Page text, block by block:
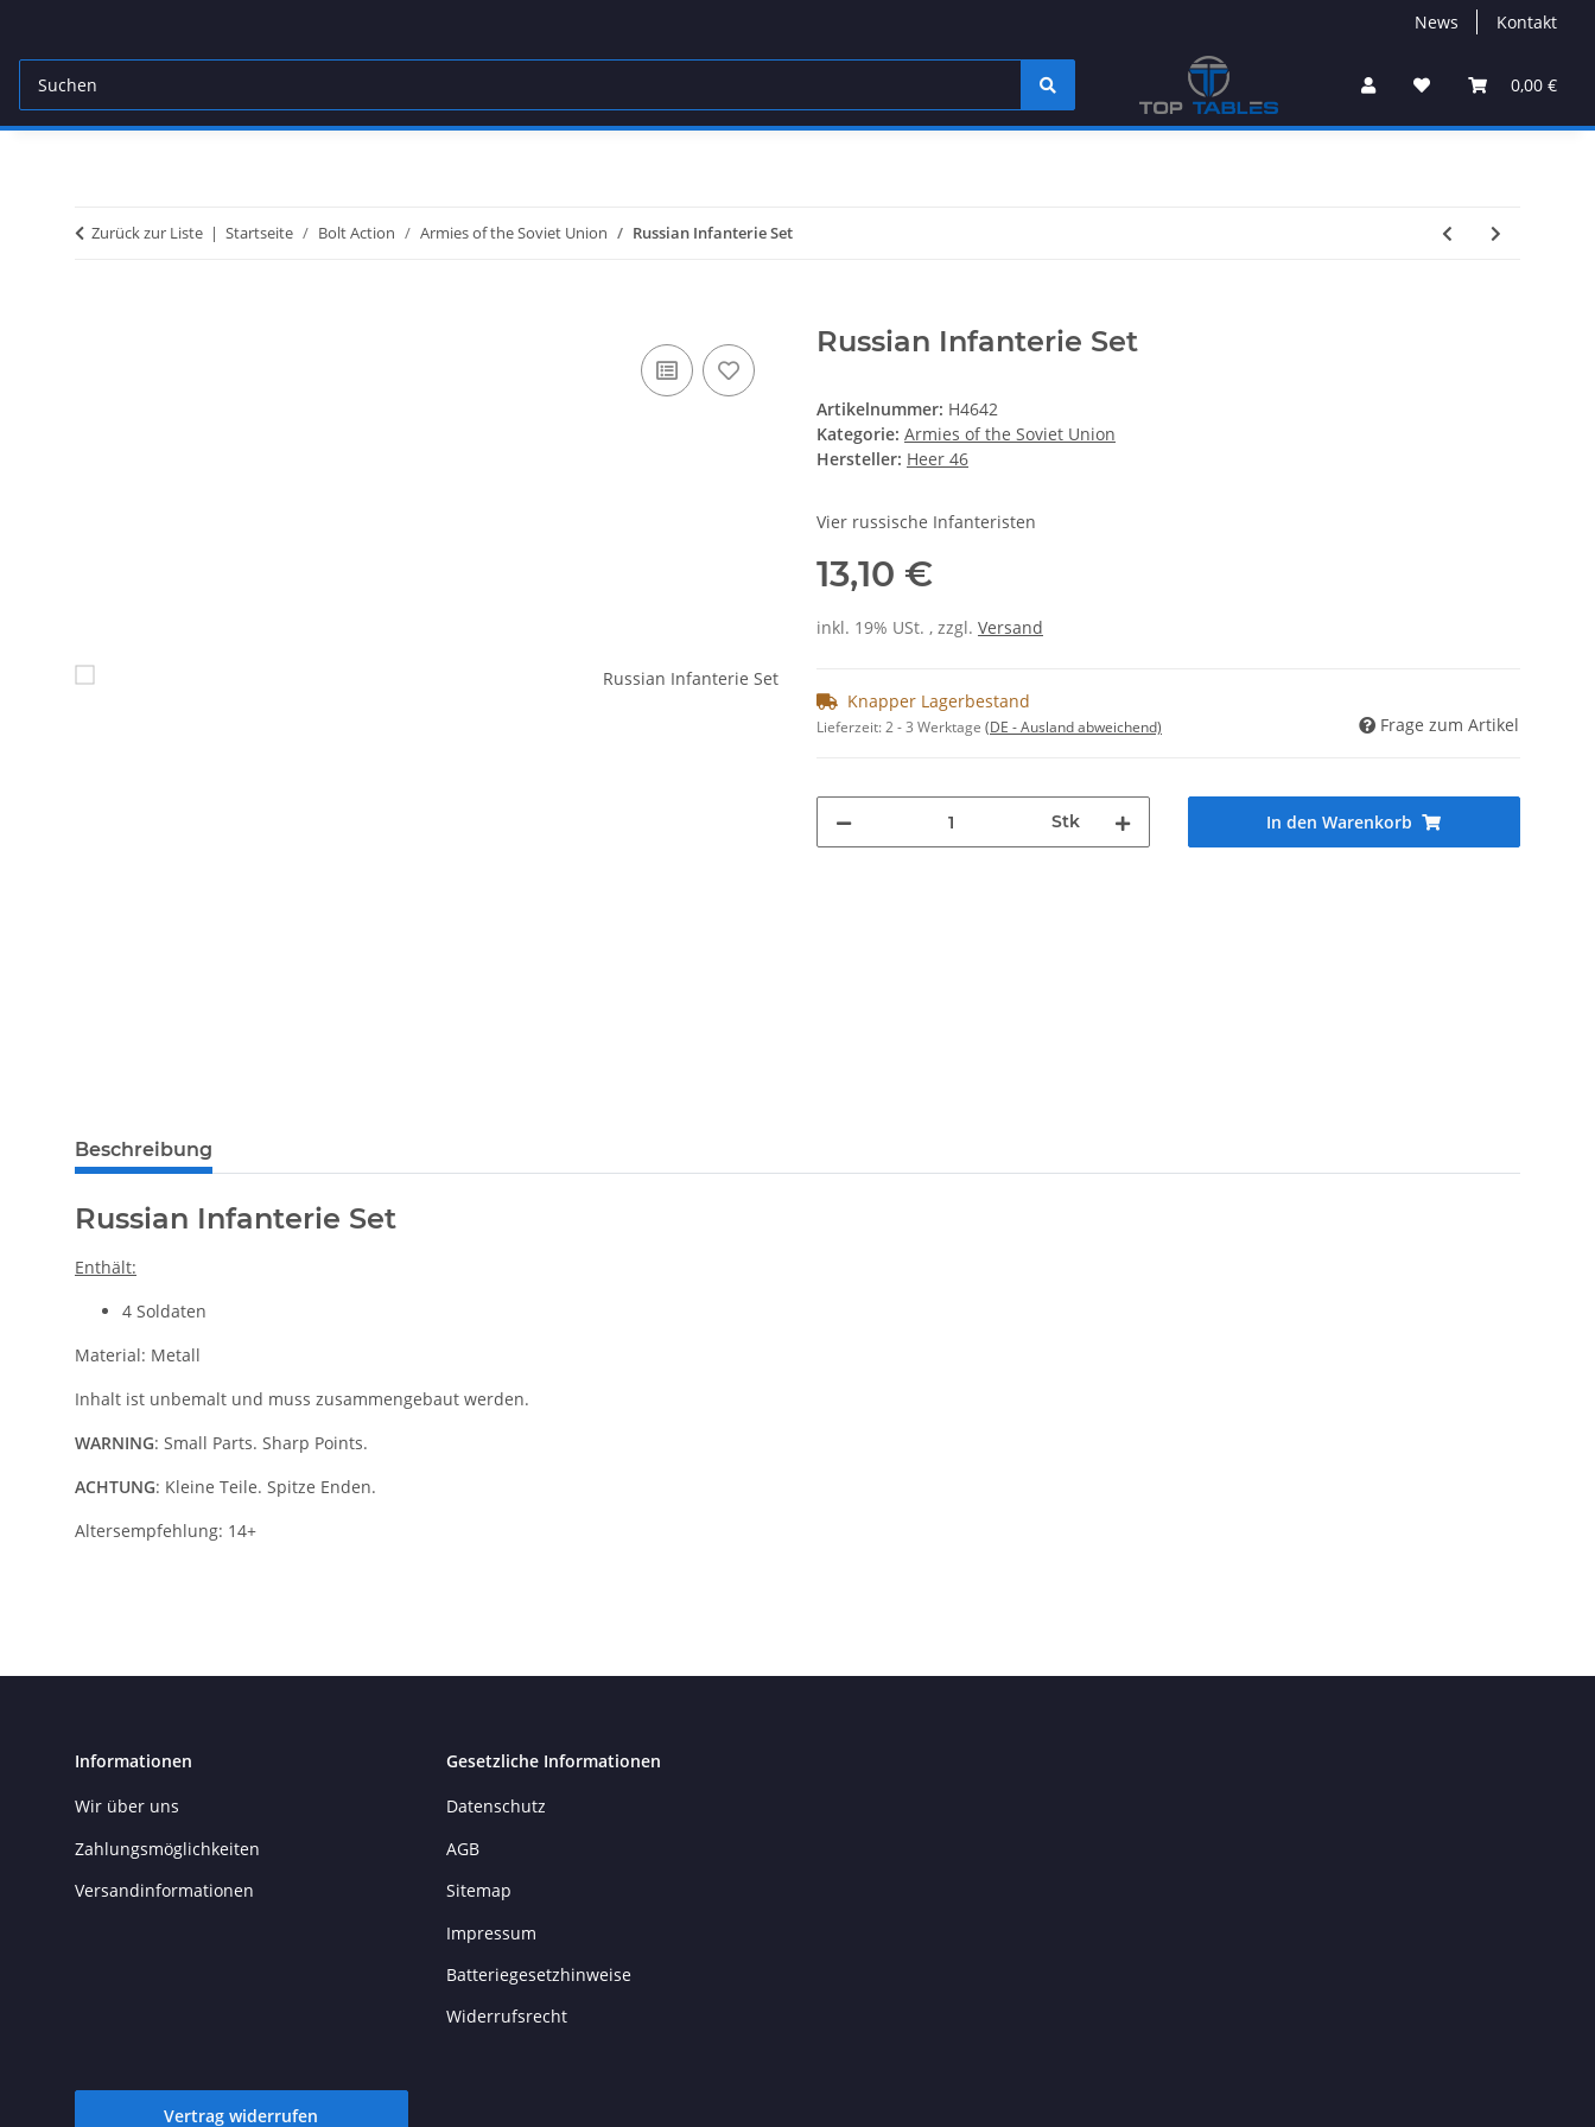
News Kontakt
0,00 €
Zurück zur Liste Startseite Bolt Action Armies of the Soviet Union Russian Infanterie Set
Russian Infanterie Set
Artikelnummer: H4642
Kategorie: Armies of the Soviet Union
Hersteller: Heer 46
Vier russische Infanteristen
13,10 €
inkl. 19% USt. , zzgl. Versand
Knapper Lagerbestand
Lieferzeit:2 - 3 Werktage (DE - Ausland abweichend) Frage zum Artikel
Stk In den Warenkorb
weitere Registerkarten anzeigen
Beschreibung
Russian Infanterie Set
Enthält:
4 Soldaten
Material: Metall
Inhalt ist unbemalt und muss zusammengebaut werden.
WARNING: Small Parts. Sharp Points.
ACHTUNG: Kleine Teile. Spitze Enden.
Altersempfehlung: 14+
Informationen
Wir über uns
Zahlungsmöglichkeiten
Versandinformationen
Gesetzliche Informationen
Datenschutz
AGB
Sitemap
Impressum
Batteriegesetzhinweise
Widerrufsrecht
Vertrag widerrufen